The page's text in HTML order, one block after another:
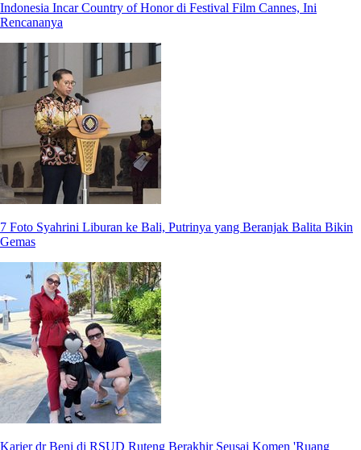
Indonesia Incar Country of Honor di Festival Film Cannes, Ini
Rencananya
7 Foto Syahrini Liburan ke Bali, Putrinya yang Beranjak Balita Bikin
Gemas
Karier dr Beni di RSUD Ruteng Berakhir Seusai Komen 'Ruang